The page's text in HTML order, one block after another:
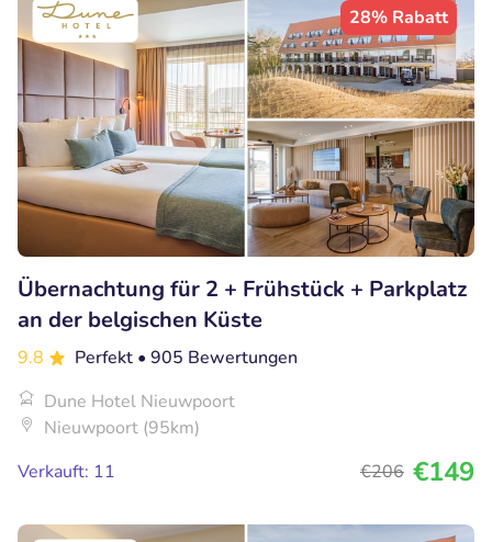
28% Rabatt
Übernachtung für 2 + Frühstück + Parkplatz
an der belgischen Küste
9.8 Perfekt • 905 Bewertungen
Dune Hotel Nieuwpoort
Nieuwpoort (95km)
Verkauft: 11
€206 €149